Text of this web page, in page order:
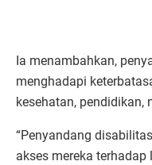
Ia menambahkan,
menghadapi
kesehatan, pendidikan,
“Penyandang
akses mereka